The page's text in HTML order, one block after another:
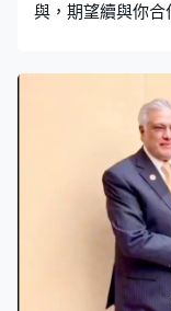
與，期望續與你
這天的協議很重
我們的關係會變
目標。」 雙方簽
產保持有多元化
場有公平競爭及
三國實施的出口